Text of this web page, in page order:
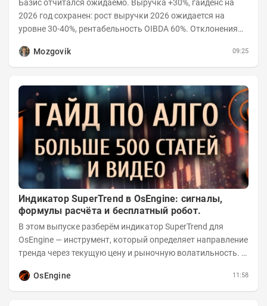
Базис отчитался ожидаемо. Выручка +30%, гайденс на
2026 год сохранен: рост выручки 2026 ожидается на
уровне 30-40%, рентабельность OIBDA 60%. Отклонения
Mozgovik
09:25
Индикатор SuperTrend в OsEngine: сигналы,
формулы расчёта и бесплатный робот.
В этом выпуске разберём индикатор SuperTrend для
OsEngine — инструмент, который определяет направление
тренда через текущую цену и рыночную волатильность. В
OsEngine
11:58